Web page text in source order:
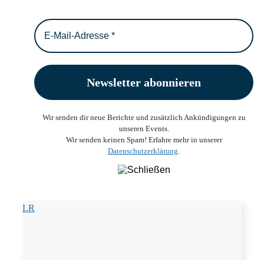
Wir senden dir neue Berichte und zusätzlich Ankündigungen zu
unseren Events.
Wir senden keinen Spam! Erfahre mehr in unserer
Datenschutzerklärung
LR